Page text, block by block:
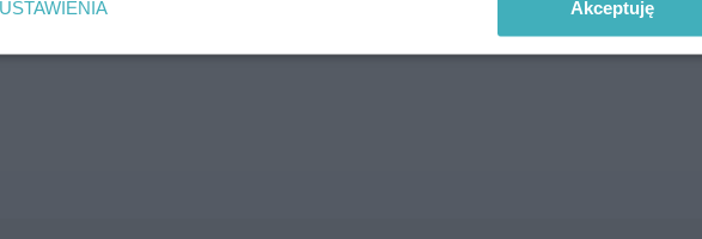
ogłoszenie nie istnieje lub nie jest jeszcze aktywne!
USTAWIENIA Akceptuję